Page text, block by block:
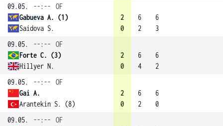
09.05. --:--
OF
Gabueva A. (1)
Saidova S.
2
0
6
2
6
3
09.05.
--:--
OF
Forte C. (3)
Hillyer N.
2
0
6
4
6
2
09.05.
--:--
OF
Gai A.
Arantekin S. (8)
2
0
6
2
6
0
09.05.
--:--
OF